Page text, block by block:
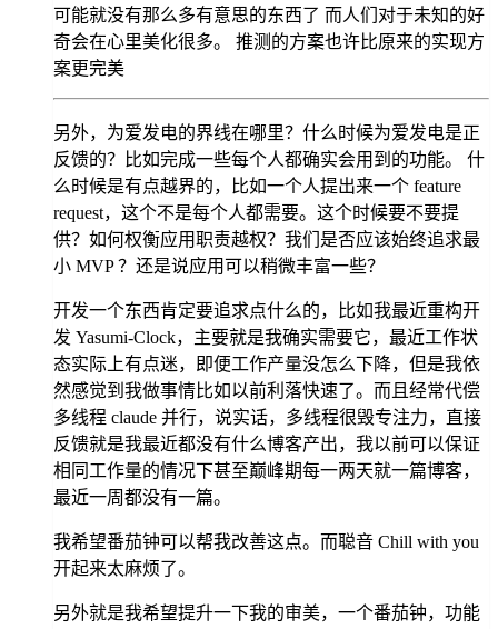
可能就没有那么多有意思的东西了 而人们对于未知的好
奇会在心里美化很多。 推测的方案也许比原来的实现方
案更完美
另外，为爱发电的界线在哪里？什么时候为爱发电是正
反馈的？比如完成一些每个人都确实会用到的功能。 什
么时候是有点越界的，比如一个人提出来一个 feature
request，这个不是每个人都需要。这个时候要不要提
供？如何权衡应用职责越权？我们是否应该始终追求最
小 MVP ？还是说应用可以稍微丰富一些？
开发一个东西肯定要追求点什么的，比如我最近重构开
发 Yasumi-Clock，主要就是我确实需要它，最近工作状
态实际上有点迷，即便工作产量没怎么下降，但是我依
然感觉到我做事情比如以前利落快速了。而且经常代偿
多线程 claude 并行，说实话，多线程很毁专注力，直接
反馈就是我最近都没有什么博客产出，我以前可以保证
相同工作量的情况下甚至巅峰期每一两天就一篇博客，
最近一周都没有一篇。
我希望番茄钟可以帮我改善这点。而聪音 Chill with you
开起来太麻烦了。
另外就是我希望提升一下我的审美，一个番茄钟，功能